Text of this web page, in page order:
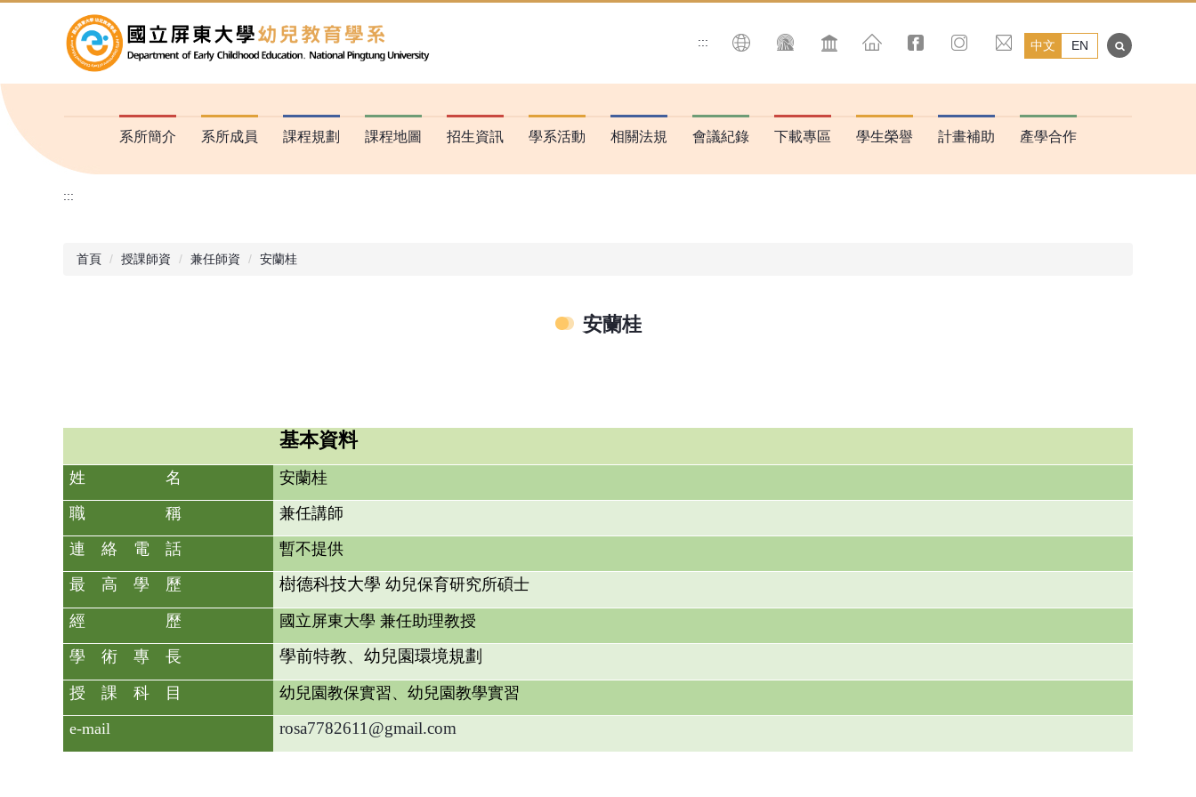
內
區
::: 中文 EN
系所簡介 系所成員 課程規劃 課程地圖 招生資訊 學系活動 相關法規 會議紀錄 下載專區 學生榮譽 計畫補助 產學合作
:::
首頁 授課師資 兼任師資 安蘭桂
安蘭桂
基本資料
姓 名
安蘭桂
職 稱
兼任講師
連 絡 電 話
暫不提供
最 高 學 歷
樹德科技大學 幼兒保育研究所碩士
經 歷
國立屏東大學 兼任助理教授
學 術 專 長
學前特教、幼兒園環境規劃
授 課 科 目 幼兒園教保實習、幼兒園教學實習
e-mail
rosa7782611@gmail.com